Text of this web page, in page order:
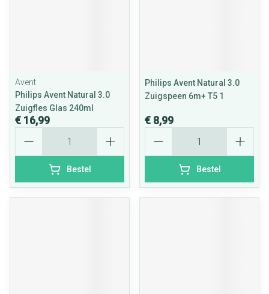
Avent
Philips Avent Natural 3.0
Zuigfles Glas 240ml
€ 16,99
Bestel
Philips Avent Natural 3.0
Zuigspeen 6m+ T5 1
€ 8,99
Bestel